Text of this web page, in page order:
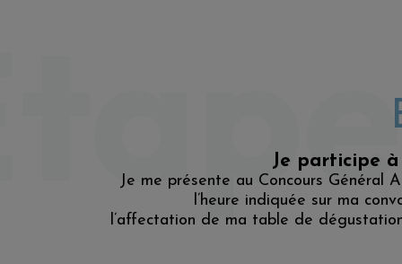
Je participe
Je me présente au Concours Général
l’heure indiquée sur ma
l’affectation de ma table de